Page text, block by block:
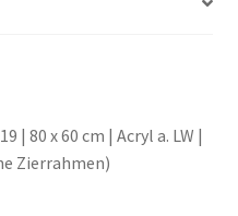
| 80 x 60 cm | Acryl a. LW |
Zierrahmen)